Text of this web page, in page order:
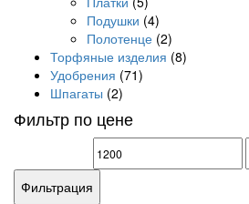
Подушки (4)
Полотенце (2)
Торфяные изделия (8)
Удобрения (71)
Шпагаты (2)
Фильтр по цене
Минимальная
цена
Фильтрация